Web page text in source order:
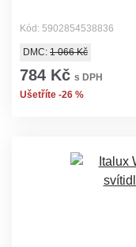
Kód: 5902854538836
DMC: 1 066 Kč
784 Kč s DPH
Ušetříte -26 %